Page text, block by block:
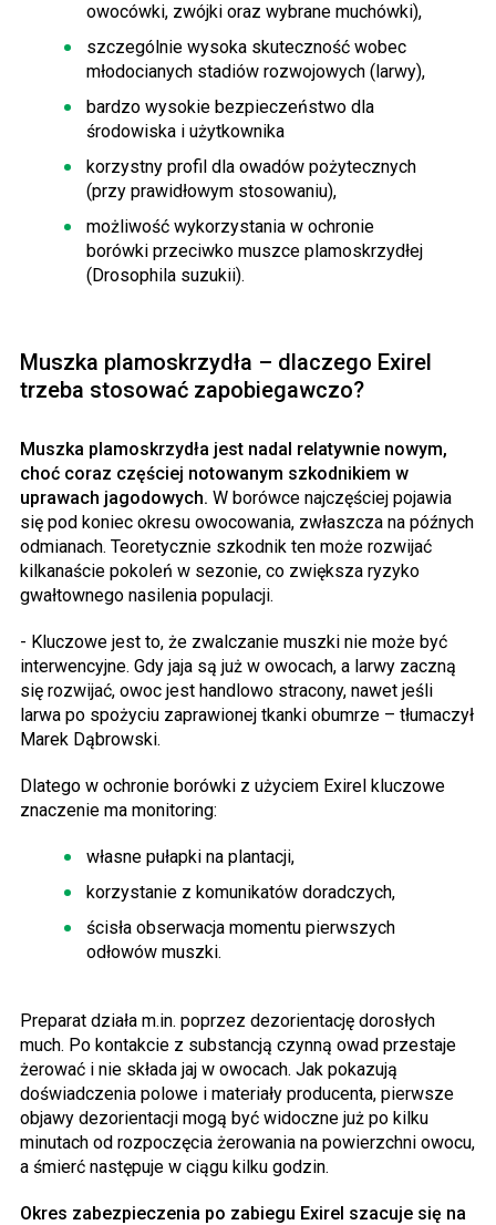
owocówki, zwójki oraz wybrane muchówki),
szczególnie wysoka skuteczność wobec
młodocianych stadiów rozwojowych (larwy),
bardzo wysokie bezpieczeństwo dla
środowiska i użytkownika
korzystny profil dla owadów pożytecznych
(przy prawidłowym stosowaniu),
możliwość wykorzystania w ochronie
borówki przeciwko muszce plamoskrzydłej
(Drosophila suzukii).
Muszka plamoskrzydła – dlaczego Exirel
trzeba stosować zapobiegawczo?
Muszka plamoskrzydła jest nadal relatywnie nowym,
choć coraz częściej notowanym szkodnikiem w
uprawach jagodowych. W borówce najczęściej pojawia
się pod koniec okresu owocowania, zwłaszcza na późnych
odmianach. Teoretycznie szkodnik ten może rozwijać
kilkanaście pokoleń w sezonie, co zwiększa ryzyko
gwałtownego nasilenia populacji.
- Kluczowe jest to, że zwalczanie muszki nie może być
interwencyjne. Gdy jaja są już w owocach, a larwy zaczną
się rozwijać, owoc jest handlowo stracony, nawet jeśli
larwa po spożyciu zaprawionej tkanki obumrze – tłumaczył
Marek Dąbrowski.
Dlatego w ochronie borówki z użyciem Exirel kluczowe
znaczenie ma monitoring:
własne pułapki na plantacji,
korzystanie z komunikatów doradczych,
ścisła obserwacja momentu pierwszych
odłowów muszki.
Preparat działa m.in. poprzez dezorientację dorosłych
much. Po kontakcie z substancją czynną owad przestaje
żerować i nie składa jaj w owocach. Jak pokazują
doświadczenia polowe i materiały producenta, pierwsze
objawy dezorientacji mogą być widoczne już po kilku
minutach od rozpoczęcia żerowania na powierzchni owocu,
a śmierć następuje w ciągu kilku godzin.
Okres zabezpieczenia po zabiegu Exirel szacuje się na